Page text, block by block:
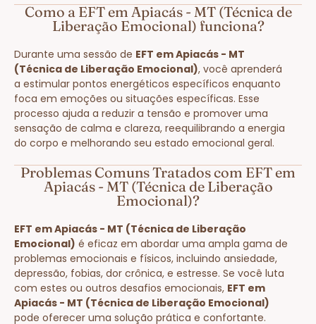
Como a EFT em Apiacás - MT (Técnica de
Liberação Emocional) funciona?
Durante uma sessão de EFT em Apiacás - MT
(Técnica de Liberação Emocional), você aprenderá
a estimular pontos energéticos específicos enquanto
foca em emoções ou situações específicas. Esse
processo ajuda a reduzir a tensão e promover uma
sensação de calma e clareza, reequilibrando a energia
do corpo e melhorando seu estado emocional geral.
Problemas Comuns Tratados com EFT em
Apiacás - MT (Técnica de Liberação
Emocional)?
EFT em Apiacás - MT (Técnica de Liberação
Emocional) é eficaz em abordar uma ampla gama de
problemas emocionais e físicos, incluindo ansiedade,
depressão, fobias, dor crônica, e estresse. Se você luta
com estes ou outros desafios emocionais, EFT em
Apiacás - MT (Técnica de Liberação Emocional)
pode oferecer uma solução prática e confortante.